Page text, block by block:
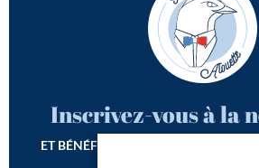
Inscrivez-vous à la
ET BÉNÉFICIEZ DE -10€ SUR VOTRE